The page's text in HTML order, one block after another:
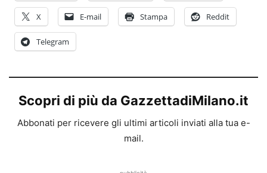
X E-mail Stampa Reddit
Telegram
Scopri di più da GazzettadiMilano.it
Abbonati per ricevere gli ultimi articoli inviati alla tua e-
mail.